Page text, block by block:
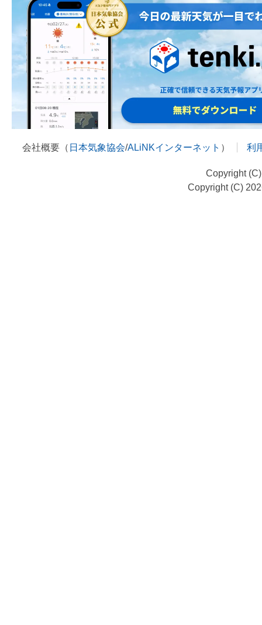
会社概要（ 日本気象協会/ALiNKインターネット ） 利
Copyright
Copyright (C)